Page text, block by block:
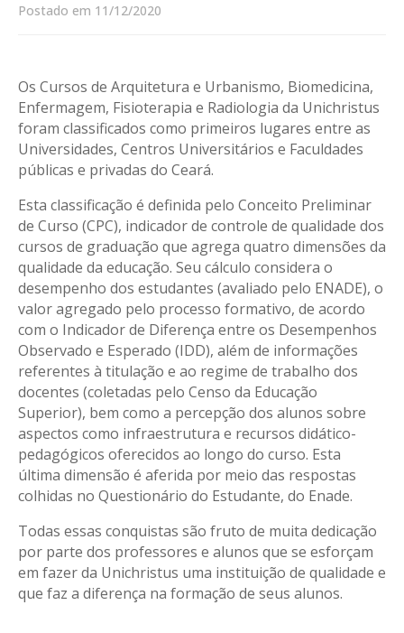
Postado em 11/12/2020
Os Cursos de Arquitetura e Urbanismo, Biomedicina,
Enfermagem, Fisioterapia e Radiologia da Unichristus
foram classificados como primeiros lugares entre as
Universidades, Centros Universitários e Faculdades
públicas e privadas do Ceará.
Esta classificação é definida pelo Conceito Preliminar
de Curso (CPC), indicador de controle de qualidade dos
cursos de graduação que agrega quatro dimensões da
qualidade da educação. Seu cálculo considera o
desempenho dos estudantes (avaliado pelo ENADE), o
valor agregado pelo processo formativo, de acordo
com o Indicador de Diferença entre os Desempenhos
Observado e Esperado (IDD), além de informações
referentes à titulação e ao regime de trabalho dos
docentes (coletadas pelo Censo da Educação
Superior), bem como a percepção dos alunos sobre
aspectos como infraestrutura e recursos didático-
pedagógicos oferecidos ao longo do curso. Esta
última dimensão é aferida por meio das respostas
colhidas no Questionário do Estudante, do Enade.
Todas essas conquistas são fruto de muita dedicação
por parte dos professores e alunos que se esforçam
em fazer da Unichristus uma instituição de qualidade e
que faz a diferença na formação de seus alunos.